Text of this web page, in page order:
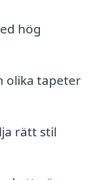
hög
olika tapeter
rätt stil